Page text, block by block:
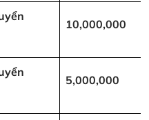
10,000,000
5,000,000